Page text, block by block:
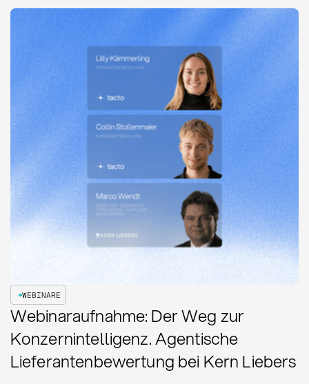
WEBINARE
Webinaraufnahme: Der Weg zur
Konzernintelligenz. Agentische
Lieferantenbewertung bei Kern Liebers